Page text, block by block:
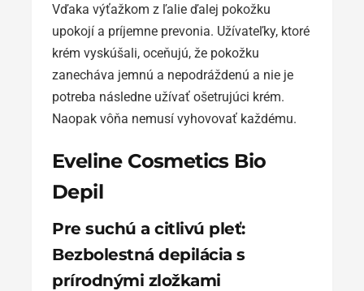
Vďaka výťažkom z ľalie ďalej pokožku
upokojí a príjemne prevonia. Užívateľky, ktoré
krém vyskúšali, oceňujú, že pokožku
zanecháva jemnú a nepodráždenú a nie je
potreba následne užívať ošetrujúci krém.
Naopak vôňa nemusí vyhovovať každému.
Eveline Cosmetics Bio
Depil
Pre suchú a citlivú pleť:
Bezbolestná depilácia s
prírodnými zložkami